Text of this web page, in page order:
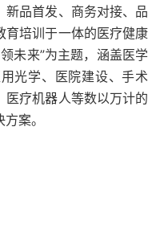
新品首发、商务对接、品
育培训于一体的医疗健康
未来”为主题，涵盖医学
光学、医院建设、手术
医疗机器人等数以万计的
案。